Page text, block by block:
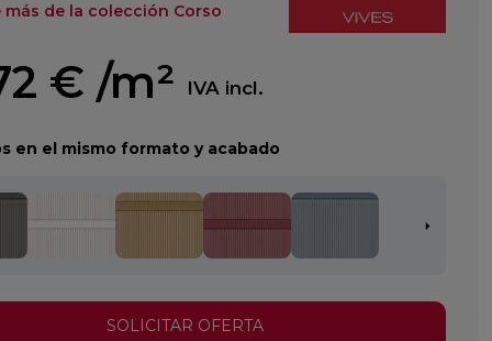
más de la colección Corso
€ /m² IVA incl.
en el mismo formato y acabado
SOLICITAR OFERTA